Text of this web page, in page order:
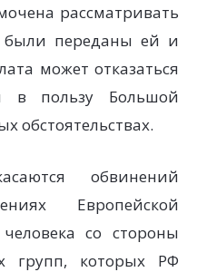
рассматривать
были переданы ей и
может отказаться
в пользу Большой
обстоятельствах.
обвинений
Европейской
со стороны
групп, которых РФ